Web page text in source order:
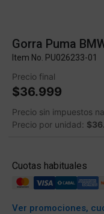
Gorra Puma
Item No. PU026233-01
Precio final
$36.999
Precio sin impuestos
Precio por unidad:
Cuotas habituales
Ver promociones,